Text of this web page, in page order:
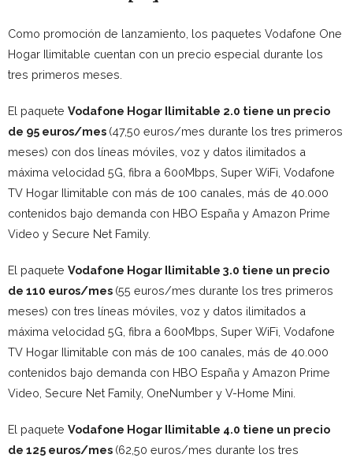
Como promoción de lanzamiento, los paquetes Vodafone One
Hogar Ilimitable cuentan con un precio especial durante los
tres primeros meses.
El paquete Vodafone Hogar Ilimitable 2.0 tiene un precio
de 95 euros/mes (47,50 euros/mes durante los tres primeros
meses) con dos líneas móviles, voz y datos ilimitados a
máxima velocidad 5G, fibra a 600Mbps, Super WiFi, Vodafone
TV Hogar Ilimitable con más de 100 canales, más de 40.000
contenidos bajo demanda con HBO España y Amazon Prime
Video y Secure Net Family.
El paquete Vodafone Hogar Ilimitable 3.0 tiene un precio
de 110 euros/mes (55 euros/mes durante los tres primeros
meses) con tres líneas móviles, voz y datos ilimitados a
máxima velocidad 5G, fibra a 600Mbps, Super WiFi, Vodafone
TV Hogar Ilimitable con más de 100 canales, más de 40.000
contenidos bajo demanda con HBO España y Amazon Prime
Video, Secure Net Family, OneNumber y V-Home Mini.
El paquete Vodafone Hogar Ilimitable 4.0 tiene un precio
de 125 euros/mes (62,50 euros/mes durante los tres